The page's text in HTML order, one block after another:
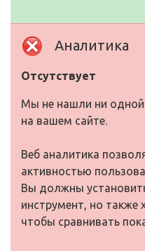
Аналитика
Отсутствует
Мы не нашли ни
на вашем сайте.
Веб аналитика
активностью
Вы должны
инструмент, но также
чтобы сравнивать